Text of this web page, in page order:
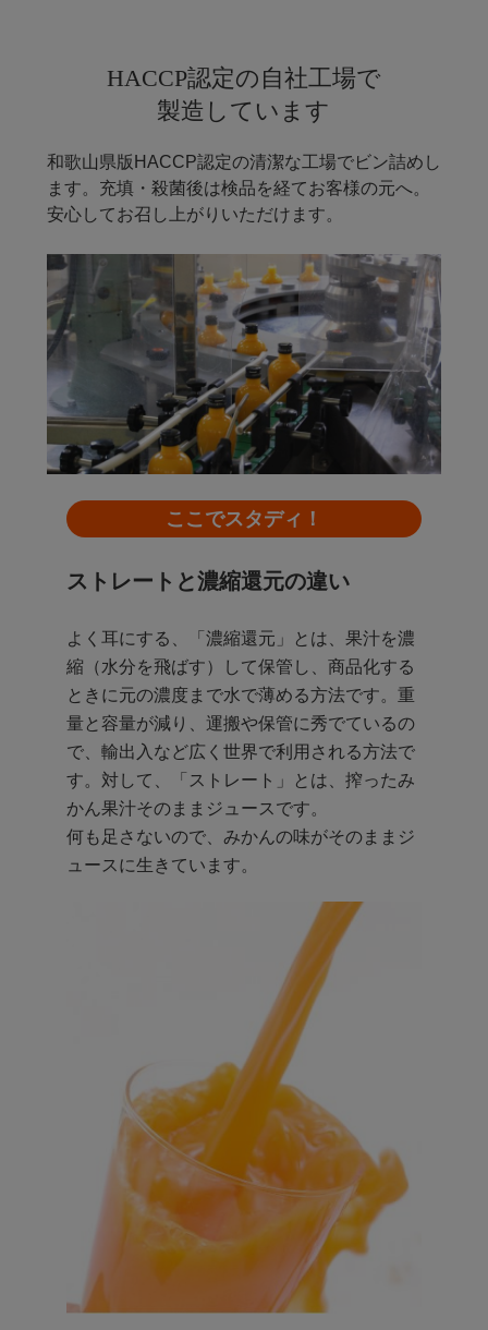
HACCP認定の自社工場で
製造しています
和歌山県版HACCP認定の清潔な工場でビン詰めし
ます。充填・殺菌後は検品を経てお客様の元へ。
安心してお召し上がりいただけます。
ここでスタディ！
ストレートと濃縮還元の違い
よく耳にする、「濃縮還元」とは、果汁を濃
縮（水分を飛ばす）して保管し、商品化する
ときに元の濃度まで水で薄める方法です。重
量と容量が減り、運搬や保管に秀でているの
で、輸出入など広く世界で利用される方法で
す。対して、「ストレート」とは、搾ったみ
かん果汁そのままジュースです。
何も足さないので、みかんの味がそのままジ
ュースに生きています。